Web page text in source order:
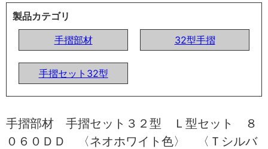
製品カテゴリ
手摺部材
32型手摺
手摺セット32型
手摺部材 手摺セット３２型 Ｌ型セット ８
０６０ＤＤ 〈ネオホワイト色〉 〈Ｔシルバ